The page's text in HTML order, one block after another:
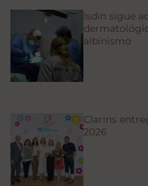
Isdin sigue
albinismo
Clarins
2026